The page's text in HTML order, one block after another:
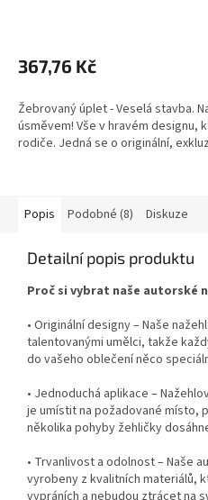
367,76 Kč
Žebrovaný úplet - Veselá stavba.
úsměvem! Vše v hravém designu,
rodiče. Jedná se o originální,
Popis Podobné (8) Diskuze
Detailní popis produktu
Proč si vybrat naše autorské
• Originální designy – Naše
talentovanými umělci, takže
do vašeho oblečení něco
• Jednoduchá aplikace –
je umístit na požadované místo,
několika pohyby žehličky
• Trvanlivost a odolnost – Naše
vyrobeny z kvalitních materiálů,